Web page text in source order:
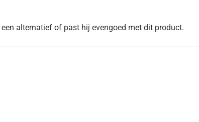
alternatief of past hij evengoed met dit product.